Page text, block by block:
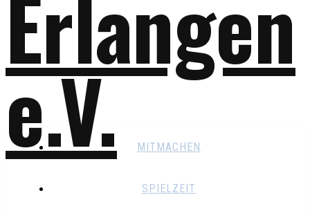
MITMACHEN
SPIELZEIT